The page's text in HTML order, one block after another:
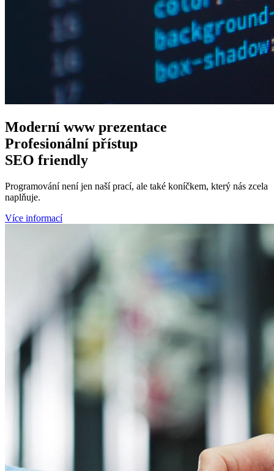
Moderní wwwprezentace
Profesionální přístup
SEO friendly
Programování není jen naší prací, ale také koníčkem, který nás zcela
naplňuje.
Více informací